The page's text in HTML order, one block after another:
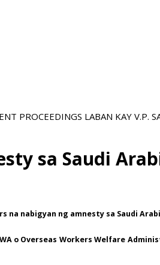
PROCEEDINGS LABAN KAY V.P.
sa Saudi
na nabigyan ng amnesty sa Saudi
o Overseas Workers Welfare